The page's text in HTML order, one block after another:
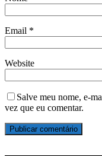
Email *
Website
Salve meu nome, e-
vez que eu comentar.